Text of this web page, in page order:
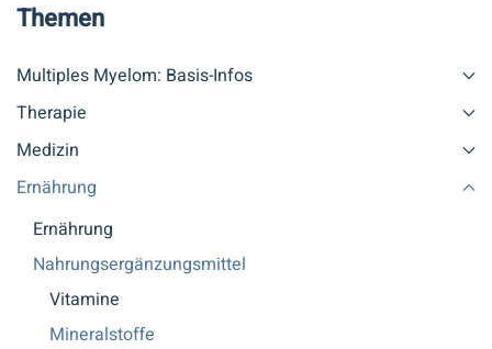
Themen
Multiples Myelom: Basis-Infos
Therapie
Medizin
Ernährung
Ernährung
Nahrungsergänzungsmittel
Vitamine
Mineralstoffe